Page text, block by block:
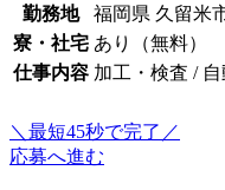
勤務地
福岡県 久留米
寮・社宅 あり（無料）
仕事内容 加工・検査 /
＼最短45秒で完了／
応募へ進む